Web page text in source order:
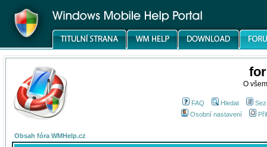
O
FAQ Hledat
Osobní nastavení
Obsah fóra WMHelp.cz